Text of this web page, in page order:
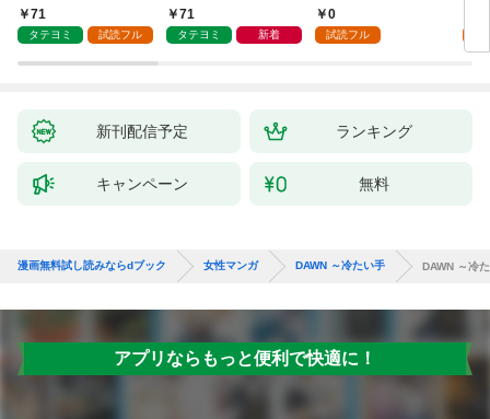
71
タテヨミ 試読フル
がられています
71
タテヨミ 新着
れる 1
0
試読フル
家
新刊配信予定 ランキング
キャンペーン 無料
漫画無料試し読みならdブック 女性マンガ DAWN ～冷たい手 DAWN ～冷
アプリならもっと便利で快適に！